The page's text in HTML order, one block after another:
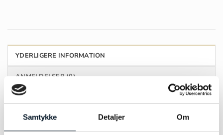
Samtykke Detaljer Om
YDERLIGERE INFORMATION
ANMELDELSER (0)
MÆRKE